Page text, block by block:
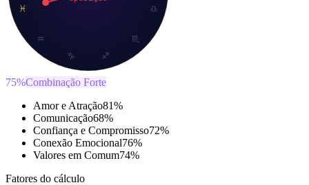
♎
♏
♐
♑
♒
♓
75%Combinação Forte
Amor e Atração81%
Comunicação68%
Confiança e Compromisso72%
Conexão Emocional76%
Valores em Comum74%
Fatores do cálculo